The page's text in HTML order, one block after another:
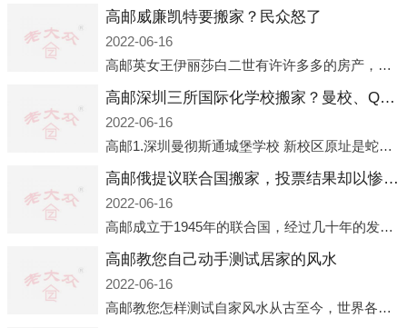
高邮威廉凯特要搬家？民众怒了
2022-06-16
高邮英女王伊丽莎白二世有许许多多的房产，遍布英国各地。而作为英女王的亲孙子、未来的英国国王，威廉王子自然也能享受到女王的房产。目前，威廉凯特以及三个孩子有两个经常居住的地点，一处是位于伦敦的肯辛顿宫，一处
高邮深圳三所国际化学校搬家？曼校、QSI、南山中英文搬走了
2022-06-16
高邮1.深圳曼彻斯通城堡学校 新校区原址是蛇口国际据悉，此次曼彻斯通城堡学校搬迁到蛇口新校区的开办与蛇口外籍人员子女学校（蛇口国际）有很大的关联。2021年，太子湾实验部就宣布在2022年正式并入蛇口外籍
高邮俄提议联合国搬家，投票结果却以惨败收场
2022-06-16
高邮成立于1945年的联合国，经过几十年的发展，如今拥有193个成员国。拥有如此众多会员国的联合国，可以说是世界上最具代表性的国际组织，也是世界上分量最重、有着较高话语权的国际组织。但以美国为首的西方国家
高邮教您自己动手测试居家的风水
2022-06-16
高邮教您怎样测试自家风水从古至今，世界各地的人们都在研究人在乾坤中的位置以及它们所形成的关系。通过探究季节转换、星象变化，并且在所观测到的自然规律的指导下，人们开始认识到居住在不同住宅中的人，其一生中的财